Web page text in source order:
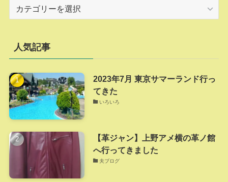
ー
人気記事
2023年7月 東京サマーランド行っ
てきた
いろいろ
【革ジャン】上野アメ横の革ノ館
へ行ってきました
夫ブログ